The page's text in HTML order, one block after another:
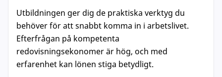
Utbildningen ger dig de praktiska verktyg du
behöver för att snabbt komma in i arbetslivet.
Efterfrågan på kompetenta
redovisningsekonomer är hög, och med
erfarenhet kan lönen stiga betydligt.